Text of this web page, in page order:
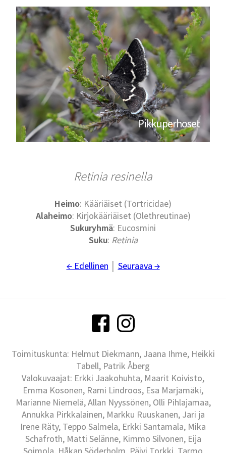
Pikkuperhoset
Retinia resinella
Heimo: Kääriäiset (Tortricidae)
Alaheimo: Kirjokääriäiset (Olethreutinae)
Sukuryhmä: Eucosmini
Suku: Retinia
← Edellinen Seuraava →
Toimituskunta: Helmut Diekmann, Jaana Ihme, Heikki
Tabell, Patrik Åberg
Valokuvaajat: Erkki Jaakohuhta, Maarit Koivisto,
Emma Kosonen, Rami Lindroos, Esa Marjamäki,
Marianne Niemelä, Allan Nyyssönen, Olli Pihlajamaa,
Annukka Pirkkalainen, Markku Ruuskanen, Jari ja
Irene Räty, Teppo Salmela, Erkki Santamala, Mika
Schafroth, Matti Selänne, Kimmo Silvonen, Eija